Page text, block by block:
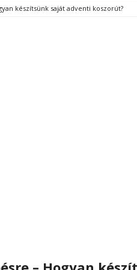
készítsünk saját adventi koszorút?